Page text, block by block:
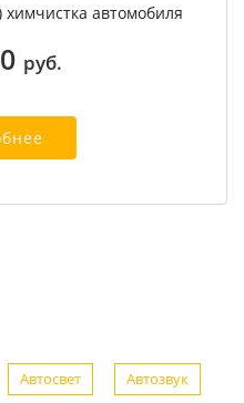
химчистка автомобиля
руб.
Автосвет Автозвук